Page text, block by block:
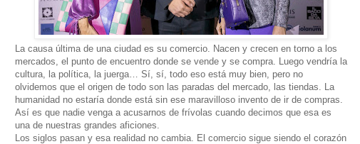
La causa última de una ciudad es su comercio. Nacen y crecen en torno a los
mercados, el punto de encuentro donde se vende y se compra. Luego vendría la
cultura, la política, la juerga… Sí, sí, todo eso está muy bien, pero no
olvidemos que el origen de todo son las paradas del mercado, las tiendas. La
humanidad no estaría donde está sin ese maravilloso invento de ir de compras.
Así es que nadie venga a acusarnos de frívolas cuando decimos que esa es
una de nuestras grandes aficiones.
Los siglos pasan y esa realidad no cambia. El comercio sigue siendo el corazón